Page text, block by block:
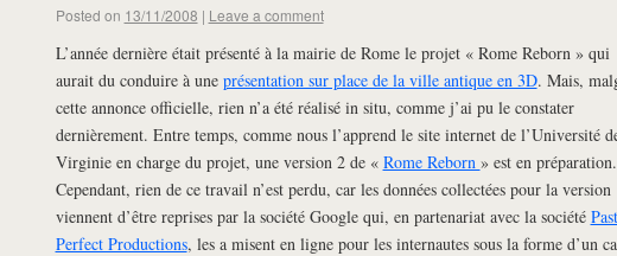
Posted on 13/11/2008 | Leave a comment
L’année dernière était présenté à la mairie de Rome le projet « Rome Reborn » qui
aurait du conduire à une présentation sur place de la ville antique en 3D. Mais,
cette annonce officielle, rien n’a été réalisé in situ, comme j’ai pu le constater
dernièrement. Entre temps, comme nous l’apprend le site internet de l’Université
Virginie en charge du projet, une version 2 de « Rome Reborn » est en préparation.
Cependant, rien de ce travail n’est perdu, car les données collectées pour la version
viennent d’être reprises par la société Google qui, en partenariat avec la société Past
Perfect Productions, les a misent en ligne pour les internautes sous la forme d’un